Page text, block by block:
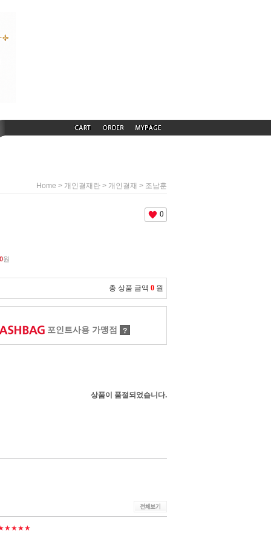
Home > 개인결재란 > 개인결재 > 조남훈
0
원
총 상품 금액 0 원
포인트사용 가맹점 ?
상품이 품절되었습니다.